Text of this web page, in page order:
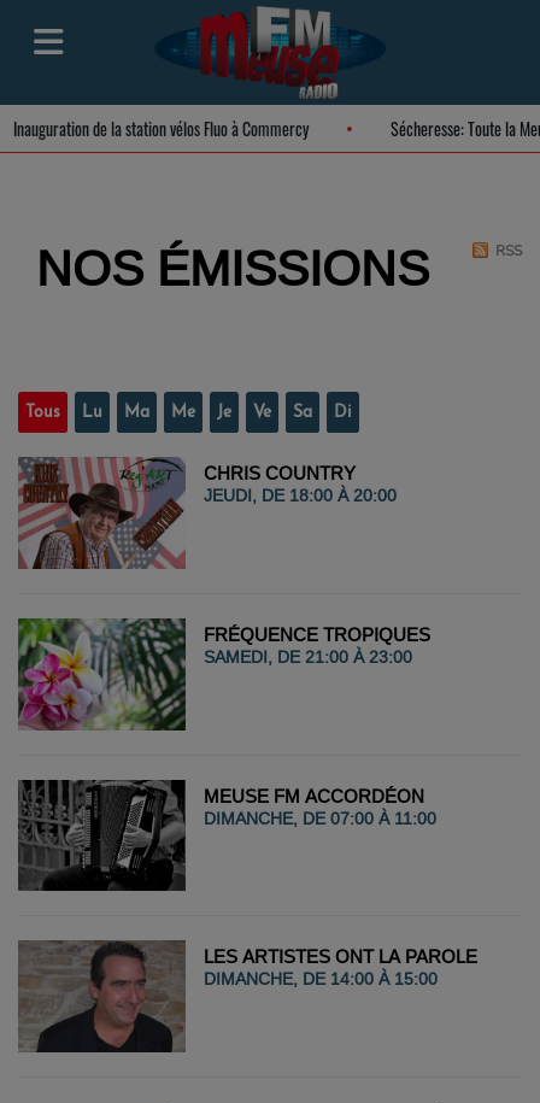
Inauguration de la station vélos Fluo à Commercy Sécheresse:
NOS ÉMISSIONS RSS
Tous Lu Ma Me Je Ve Sa Di
CHRIS COUNTRY
JEUDI, DE 18:00 À 20:00
FRÉQUENCE TROPIQUES
SAMEDI, DE 21:00 À 23:00
MEUSE FM ACCORDÉON
DIMANCHE, DE 07:00 À 11:00
LES ARTISTES ONT LA PAROLE
DIMANCHE, DE 14:00 À 15:00